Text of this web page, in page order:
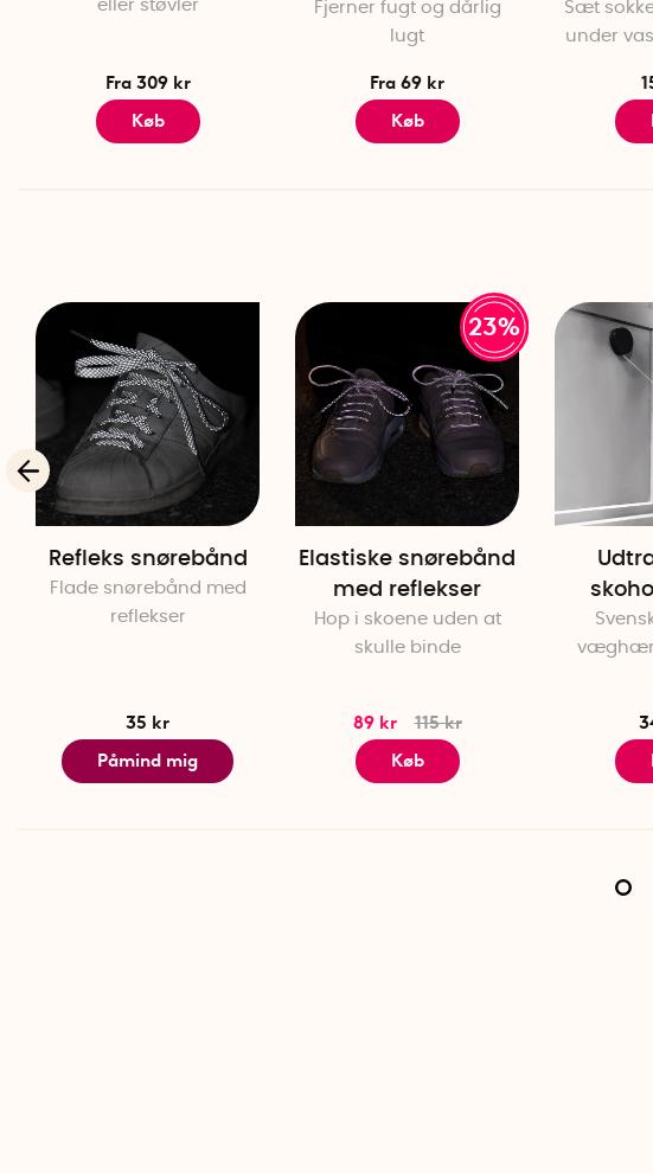
eller støvler
Fra 309 kr
Køb
Fjerner fugt og dårlig
lugt
Fra 69 kr
Køb
Sæt
under
Refleks snørebånd
Flade snørebånd med
reflekser
35 kr
Påmind mig
23%
Elastiske snørebånd
med reflekser
Hop i skoene uden at
skulle binde
89 kr
115 kr
Køb